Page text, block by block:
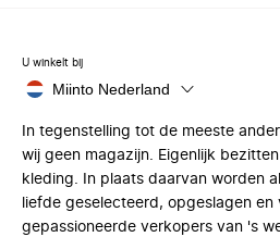
U winkelt bij
Miinto Nederland
In tegenstelling tot de meeste
wij geen magazijn. Eigenlijk
kleding. In plaats daarvan worden
liefde geselecteerd, opgeslagen en
gepassioneerde verkopers van 's